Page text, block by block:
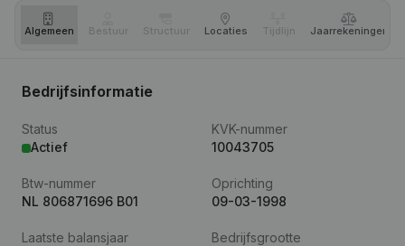
Algemeen Bestuur Structuur Locaties Tijdlijn Jaar­rekeningen
Bedrijfsinformatie
Status
Actief
KVK-nummer
10043705
Btw-nummer
NL 806871696 B01
Oprichting
09-03-1998
Laatste balansjaar
Bedrijfsgrootte